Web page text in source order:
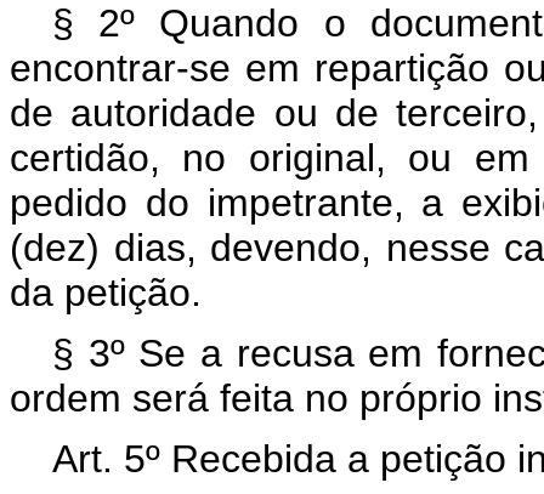
§ 2º Quando o
encontrar-se em repartição
de autoridade ou de
certidão, no original, ou
pedido do impetrante, a
(dez) dias, devendo, nesse
da petição.
§ 3º Se a recusa em
ordem será feita no próprio
Art. 5º Recebida a petição